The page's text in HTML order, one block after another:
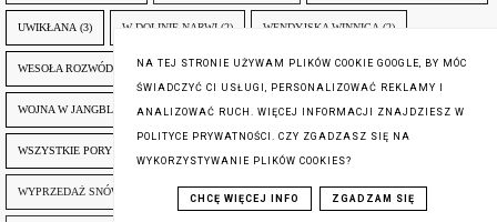
UWIKŁANA (3) W DOLINIE NARWI (2) WENDYJSKA WINNICA (2)
WESOŁA ROZWÓDKA (3) WILLIAM WISTING (9) WINNE WZGÓRZE (2)
WOJNA W JANGBLIZJI (3) WOLNE MIASTO RADES (2) WSCHÓD ZIEMI (1)
WSZYSTKIE PORY UCZUĆ
WYPRZEDAŻ SNÓW WYSŁANNICY (3) WĘDROWCY (3)
NA TEJ STRONIE UŻYWAM PLIKÓW COOKIE GOOGLE, BY MÓC
ŚWIADCZYĆ CI USŁUGI, PERSONALIZOWAĆ REKLAMY I
ANALIZOWAĆ RUCH. WIĘCEJ INFORMACJI ZNAJDZIESZ W
POLITYCE PRYWATNOŚCI. CZY ZGADZASZ SIĘ NA
WYKORZYSTYWANIE PLIKÓW COOKIES?
CHCĘ WIĘCEJ INFO ZGADZAM SIĘ